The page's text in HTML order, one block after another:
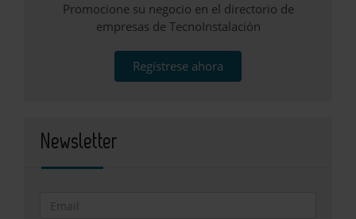
Promocione su negocio en el directorio de
empresas de TecnoInstalación
Regístrese ahora
Newsletter